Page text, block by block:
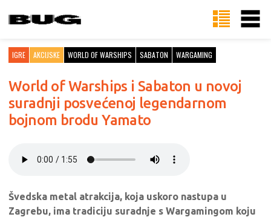
IGRE AKCIJSKE WORLD OF WARSHIPS SABATON WARGAMING
World of Warships i Sabaton u novoj
suradnji posvećenoj legendarnom
bojnom brodu Yamato
Švedska metal atrakcija, koja uskoro nastupa u
Zagrebu, ima tradiciju suradnje s Wargamingom koju